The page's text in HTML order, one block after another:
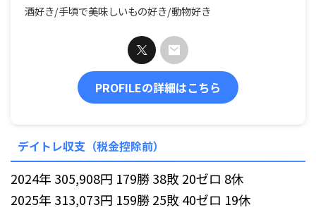
酒好き/手頃で美味しいもの好き/動物好き
PROFILEの詳細はこちら
デイトレ収支（税金控除前）
2024年 305,908円 179勝 38敗 20ゼロ 8休
2025年 313,073円 159勝 25敗 40ゼロ 19休